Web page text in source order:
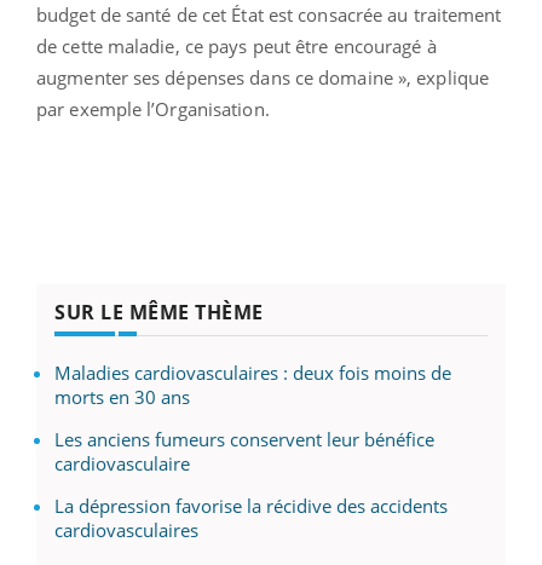
budget de santé de cet État est consacrée au traitement
de cette maladie, ce pays peut être encouragé à
augmenter ses dépenses dans ce domaine », explique
par exemple l’Organisation.
SUR LE MÊME THÈME
Maladies cardiovasculaires : deux fois moins de
morts en 30 ans
Les anciens fumeurs conservent leur bénéfice
cardiovasculaire
La dépression favorise la récidive des accidents
cardiovasculaires